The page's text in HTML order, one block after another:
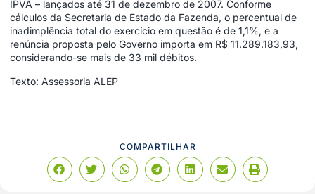
IPVA – lançados até 31 de dezembro de 2007. Conforme
cálculos da Secretaria de Estado da Fazenda, o percentual de
inadimplência total do exercício em questão é de 1,1%, e a
renúncia proposta pelo Governo importa em R$ 11.289.183,93,
considerando-se mais de 33 mil débitos.
Texto: Assessoria ALEP
COMPARTILHAR